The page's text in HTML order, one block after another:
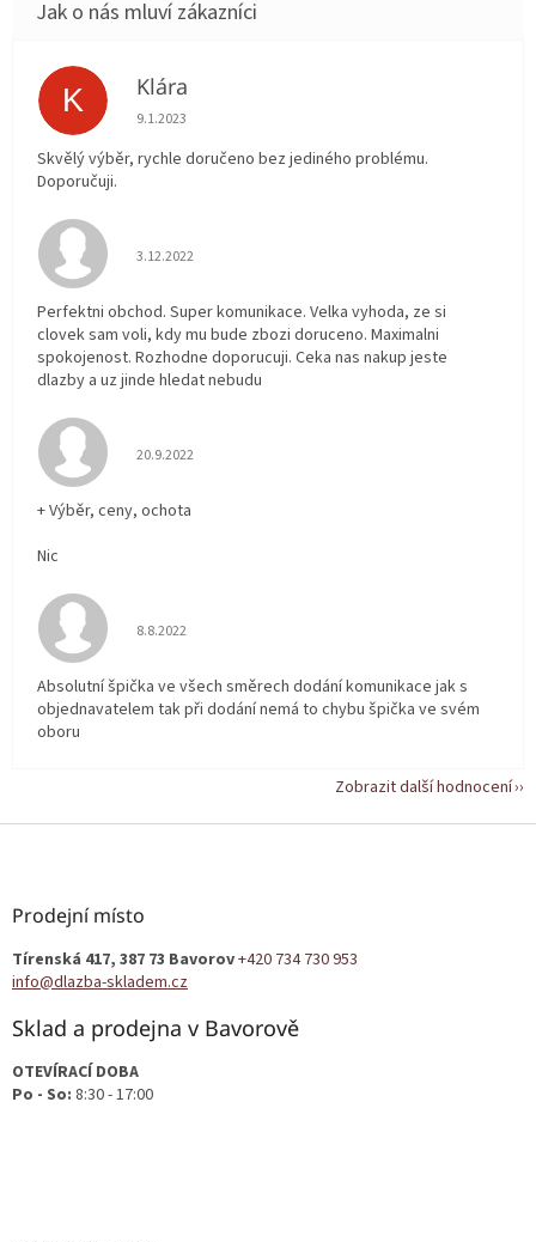
K Klára
Hodnocení obchodu je 5 z 5 hvězdiček.
9.1.2023
Skvělý výběr, rychle doručeno bez jediného problému.
Doporučuji.
Hodnocení obchodu je 5 z 5 hvězdiček.
3.12.2022
Perfektni obchod. Super komunikace. Velka vyhoda, ze si
clovek sam voli, kdy mu bude zbozi doruceno. Maximalni
spokojenost. Rozhodne doporucuji. Ceka nas nakup jeste
dlazby a uz jinde hledat nebudu
Hodnocení obchodu je 5 z 5 hvězdiček.
20.9.2022
+ Výběr, ceny, ochota
Nic
Hodnocení obchodu je 5 z 5 hvězdiček.
8.8.2022
Absolutní špička ve všech směrech dodání komunikace jak s
objednavatelem tak při dodání nemá to chybu špička ve svém
oboru
Zobrazit další hodnocení
Z
Prodejní místo
Tírenská 417, 387 73 Bavorov+420 734 730 953
info@dlazba-skladem.cz
Sklad a prodejna v Bavorově
OTEVÍRACÍ DOBA
Po - So: 8:30 - 17:00